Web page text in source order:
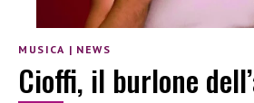
MUSICA | NEWS
Cioffi, il burlone